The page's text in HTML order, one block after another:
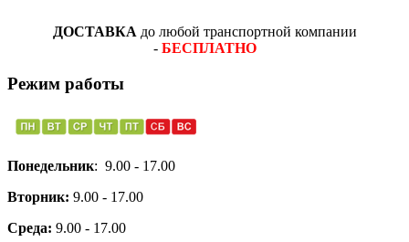
ДОСТАВКА до любой транспортной компании
- БЕСПЛАТНО
Режим работы
Понедельник: 9.00 - 17.00
Вторник: 9.00 - 17.00
Среда: 9.00 - 17.00